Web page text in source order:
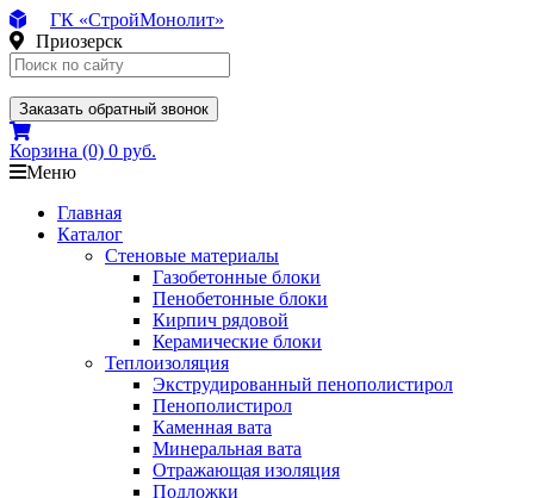
ГК «СтройМонолит»
Приозерск
Заказать обратный звонок
Корзина (0) 0 руб.
Меню
Главная
Каталог
Стеновые материалы
Газобетонные блоки
Пенобетонные блоки
Кирпич рядовой
Керамические блоки
Теплоизоляция
Экструдированный пенополистирол
Пенополистирол
Каменная вата
Минеральная вата
Отражающая изоляция
Подложки